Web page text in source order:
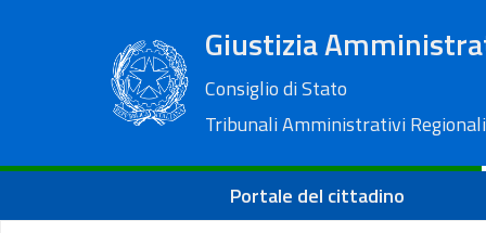
Giustizia
Consiglio di Stato
Tribunali Amministrativi Regionali
Portale del cittadino